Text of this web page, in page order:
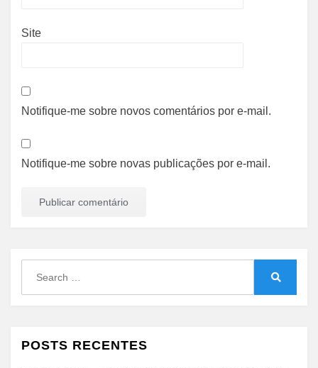
Site
Notifique-me sobre novos comentários por e-mail.
Notifique-me sobre novas publicações por e-mail.
POSTS RECENTES